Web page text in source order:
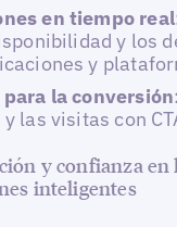
en tiempo real
y los
y
la conversión
las visitas con
y confianza en
inteligentes